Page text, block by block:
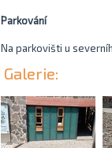
Parkování
Na parkovišti u
Galerie: